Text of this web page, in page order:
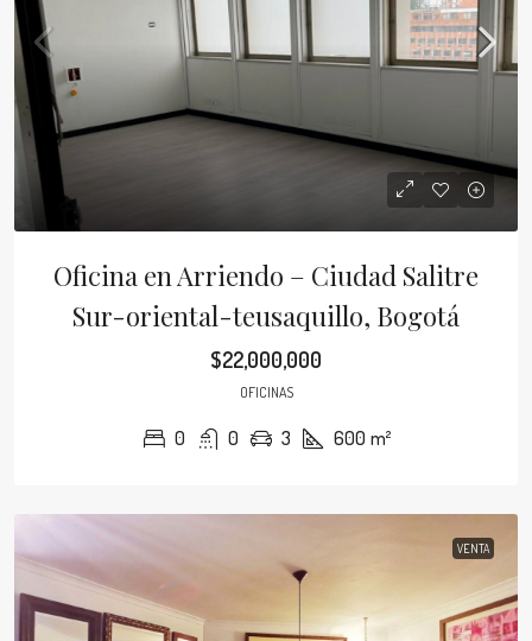
Oficina en Arriendo – Ciudad Salitre
Sur-oriental-teusaquillo, Bogotá
$22,000,000
OFICINAS
0 0 3 600 m²
VENTA